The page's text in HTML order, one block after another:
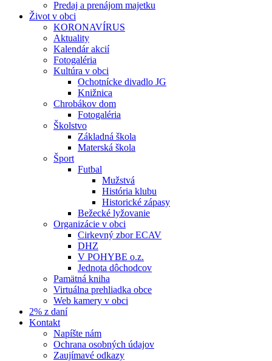
Predaj a prenájom majetku
Život v obci
KORONAVÍRUS
Aktuality
Kalendár akcií
Fotogaléria
Kultúra v obci
Ochotnícke divadlo JG
Knižnica
Chrobákov dom
Fotogaléria
Školstvo
Základná škola
Materská škola
Šport
Futbal
Mužstvá
História klubu
Historické zápasy
Bežecké lyžovanie
Organizácie v obci
Cirkevný zbor ECAV
DHZ
V POHYBE o.z.
Jednota dôchodcov
Pamätná kniha
Virtuálna prehliadka obce
Web kamery v obci
2% z daní
Kontakt
Napíšte nám
Ochrana osobných údajov
Zaujímavé odkazy